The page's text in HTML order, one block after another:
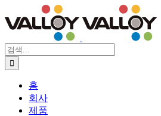
to
content
검
색
...
홈
회사
제품